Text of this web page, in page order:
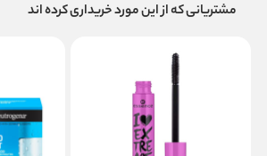
مشتریانی که از این مورد خریداری کرده اند